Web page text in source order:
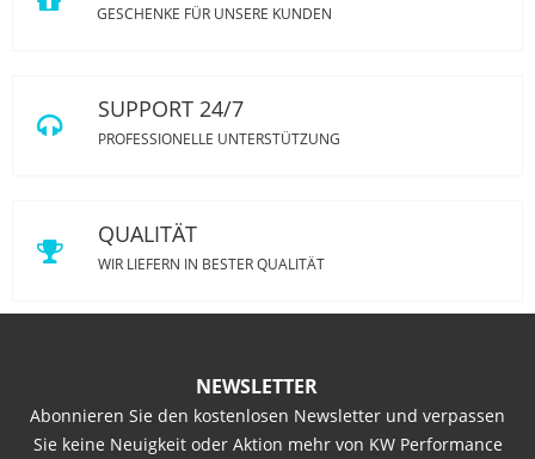
GESCHENKE FÜR UNSERE KUNDEN
SUPPORT 24/7
PROFESSIONELLE UNTERSTÜTZUNG
QUALITÄT
WIR LIEFERN IN BESTER QUALITÄT
NEWSLETTER
Abonnieren Sie den kostenlosen Newsletter und verpassen
Sie keine Neuigkeit oder Aktion mehr von KW Performance